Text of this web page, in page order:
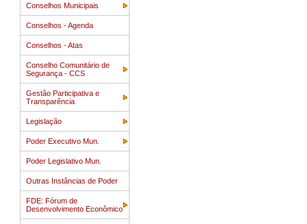
Conselhos Municipais
Conselhos - Agenda
Conselhos - Atas
Conselho Comunitário de
Segurança - CCS
Gestão Participativa e
Transparência
Legislação
Poder Executivo Mun.
Poder Legislativo Mun.
Outras Instâncias de Poder
FDE: Fórum de
Desenvolvimento Econômico